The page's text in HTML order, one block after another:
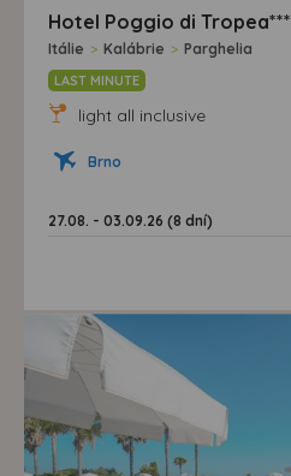
Hotel Poggio di Tropea***
Itálie > Kalábrie > Parghelia
LAST MINUTE
light all inclusive
Brno
27.08. - 03.09.26 (8 dní)